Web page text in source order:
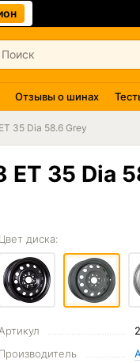
Отзывы о шинах
35 Dia 58.6 Grey
35 Dia
Цвет диска:
Артикул
Производитель